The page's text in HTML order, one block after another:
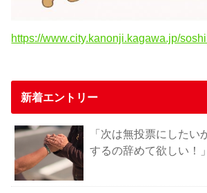
https://www.city.kanonji.kagawa.jp/
新着エントリー
「次は無投票にしたい
するの辞めて欲しい！」